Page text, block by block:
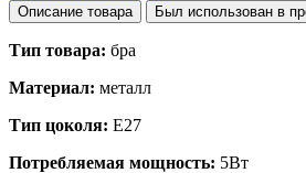
Описание товара Был использован в
Тип товара: бра
Материал: металл
Тип цоколя: E27
Потребляемая мощность: 5Вт